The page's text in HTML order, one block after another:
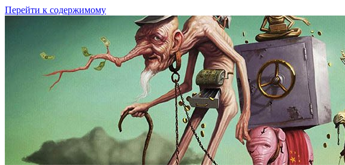
Перейти к содержимому